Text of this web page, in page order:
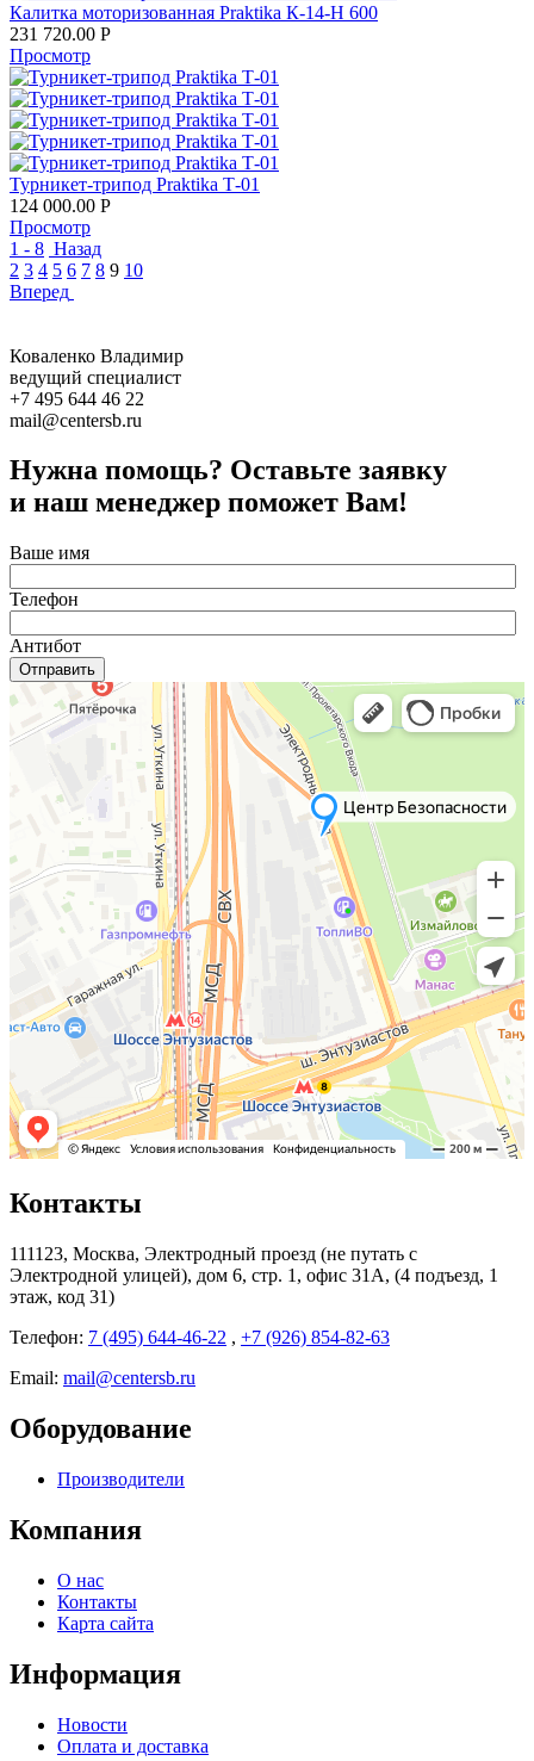
Калитка моторизованная Praktika К-14-Н 600
231 720.00 Р
Просмотр
Турникет-трипод Praktika Т-01
124 000.00 Р
Просмотр
1 - 8 Назад
2 3 4 5 6 7 8 9 10
Вперед
Коваленко Владимир
ведущий специалист
+7 495 644 46 22
mail@centersb.ru
Нужна помощь? Оставьте заявку
и наш менеджер поможет Вам!
Ваше имя
Телефон
Антибот
Отправить
Контакты
111123, Москва, Электродный проезд (не путать с
Электродной улицей), дом 6, стр. 1, офис 31А, (4 подъезд, 1
этаж, код 31)
Телефон: 7 (495) 644-46-22 , +7 (926) 854-82-63
Email: mail@centersb.ru
Оборудование
Производители
Компания
О нас
Контакты
Карта сайта
Информация
Новости
Оплата и доставка